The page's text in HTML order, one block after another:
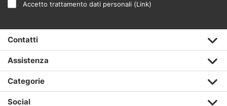
Accetto trattamento dati personali (Link)
Contatti
Assistenza
Categorie
Social